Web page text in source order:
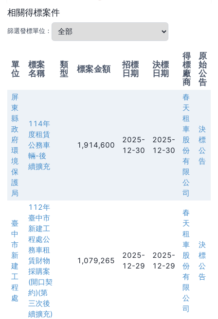
相關得標案件
篩選發標單位：
單
位
標案
名稱
類
型
標案金額
招標
日期
決標
日期
得
標
廠
商
原
始
公
告
屏
東
縣
政
府
環
境
保
護
局
114年
度租賃
公務車
輛-後
續擴充
1,914,600
2025-
12-30
2025-
12-30
春
天
租
車
股
份
有
限
公
司
決
標
公
告
臺
中
市
新
建
工
程
處
112年
臺中市
新建工
程處公
務車租
賃財物
採購案
(開口契
約)(第
三次後
續擴充)
1,079,265
2025-
12-29
2025-
12-29
春
天
租
車
股
份
有
限
公
司
決
標
公
告